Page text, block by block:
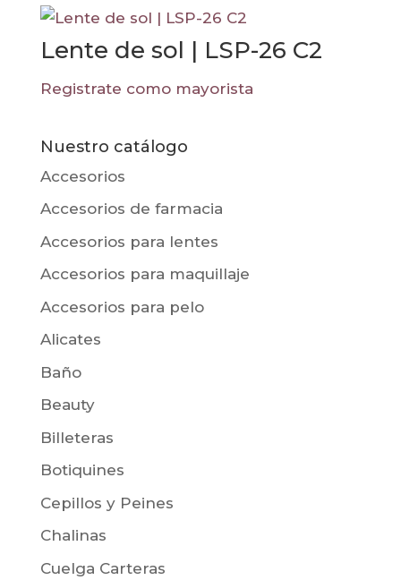
Lente de sol | LSP-26 C2
Registrate como mayorista
Nuestro catálogo
Accesorios
Accesorios de farmacia
Accesorios para lentes
Accesorios para maquillaje
Accesorios para pelo
Alicates
Baño
Beauty
Billeteras
Botiquines
Cepillos y Peines
Chalinas
Cuelga Carteras